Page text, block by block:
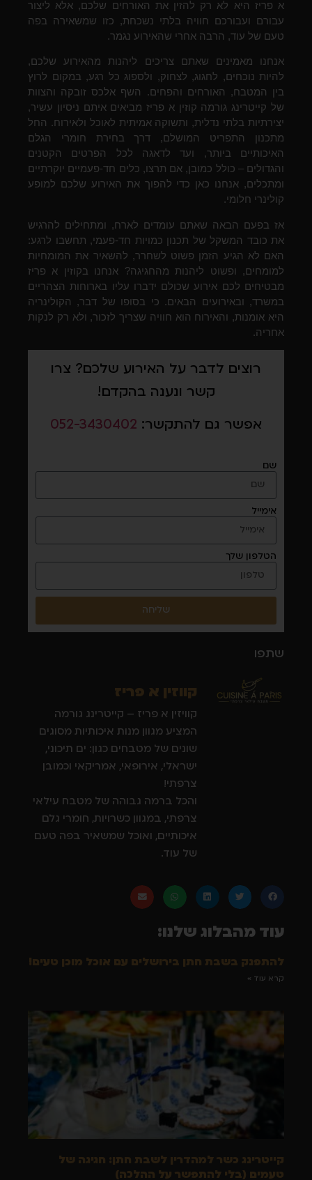
א פריז היא לא רק להזין את האורחים שלכם, אלא ליצור
עבורם ועבורכם חוויה בלתי נשכחת, כזו שמשאירה בפה
טעם של עוד, הרבה אחרי שהאירוע נגמר.
אנחנו מאמינים שאתם צריכים ליהנות מהאירוע שלכם,
להיות נוכחים, לחגוג, לצחוק, ולספוג כל רגע, במקום לרוץ
בין המטבח, האורחים והפחים. השף אלכס זובקה והצוות
של קייטרינג גורמה קוזין א פריז מביאים איתם ניסיון עשיר,
יצירתיות בלתי נדלית, ותשוקה אמיתית לאוכל ולאירוח. החל
מתכנון התפריט המושלם, דרך בחירת חומרי הגלם
האיכותיים ביותר, ועד לדאגה לכל הפרטים הקטנים
והגדולים – כולל כמובן, אם תרצו, כלים חד-פעמיים יוקרתיים
ומתכלים, אנחנו כאן כדי להפוך את האירוע שלכם למופע
קולינרי חלומי.
אז בפעם הבאה שאתם עומדים לארח, ומתחילים להרגיש
את כובד המשקל של תכנון כמויות חד-פעמי, תחשבו לרגע:
האם לא הגיע הזמן פשוט לשחרר, להשאיר את המומחיות
למומחים, ופשוט ליהנות מהחגיגה? אנחנו בקוזין א פריז
מבטיחים לכם אירוע שכולם ידברו עליו בארוחות הצהריים
במשרד, ובאירועים הבאים. כי בסופו של דבר, הקולינריה
היא אומנות, והאירוח הוא חוויה שצריך לזכור, ולא רק לנקות
אחריה.
רוצים לדבר על האירוע שלכם? צרו
קשר ונענה בהקדם!
אפשר גם להתקשר: 052-3430402
שם
אימייל
הטלפון שלך
שליחה
שתפו
קווזין א פריז
קוויזין א פריז – קייטרינג גורמה
המציע מגוון מנות איכותיות מסוגים
שונים של מטבחים כגון: ים תיכוני,
ישראלי, אירופאי, אמריקאי וכמובן
צרפתי!
והכל ברמה גבוהה של מטבח עילאי
צרפתי, במגוון כשרויות, חומרי גלם
איכותיים, ואוכל שמשאיר בפה טעם
של עוד.
עוד מהבלוג שלנו:
להתפנק בשבת חתן בירושלים עם אוכל מוכן טעים!
קרא עוד »
קייטרינג כשר למהדרין לשבת חתן: חגיגה של
טעמים (בלי להתפשר על ההלכה)